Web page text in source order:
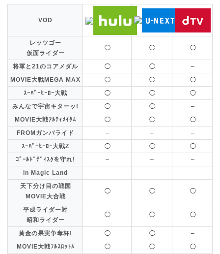
VOD
レッツゴー
仮面ライダー
◯ ◯ ◯
将軍と21のコアメダル ◯ ◯
–
MOVIE大戦MEGA MAX
◯ ◯
◯
ｽｰﾊﾟｰﾋｰﾛｰ大戦
◯ ◯
◯
みんなで宇宙キターッ!
◯ ◯
–
MOVIE大戦ｱﾙﾃｨﾒｲﾀﾑ
◯ ◯
◯
FROMガンバライド
– –
–
ｽｰﾊﾟｰﾋｰﾛｰ大戦Z
◯ ◯
◯
ｺﾞｰﾙﾄﾞﾃﾞｨｽｸを守れ!
– –
–
in Magic Land
– –
–
天下分け目の戦国
MOVIE大合戦
◯ ◯ ◯
平成ライダー対
昭和ライダー
◯ ◯ ◯
黄金の果実争奪杯! ◯ ◯
–
MOVIE大戦ﾌﾙｽﾛｯﾄﾙ
◯ ◯
◯